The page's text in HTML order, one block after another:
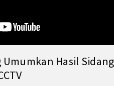
Umumkan Hasil